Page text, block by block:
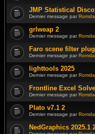
JMP Statistical
Dernier message par
grlweap 2
Dernier message par
Faro scene filter
Dernier message par
lighttools 2025
Dernier message par
Frontline Excel
Dernier message par
Plato v7.1 2
Dernier message par
NedGraphics 2025.1